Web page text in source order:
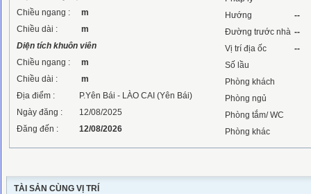
Chiều ngang :
m
Chiều dài :
m
Diện tích khuôn viên
Chiều ngang :
m
Chiều dài :
m
Địa điểm :
P.Yên Bái - LÀO CAI (Yên Bái)
Ngày đăng :
12/08/2025
Đăng đến :
12/08/2026
Hướng
--
Đường trước nhà --
Vị trí địa ốc
--
Số lầu
Phòng khách
Phòng ngủ
Phòng tắm/ WC
Phòng khác
TÀI SẢN CÙNG VỊ TRÍ